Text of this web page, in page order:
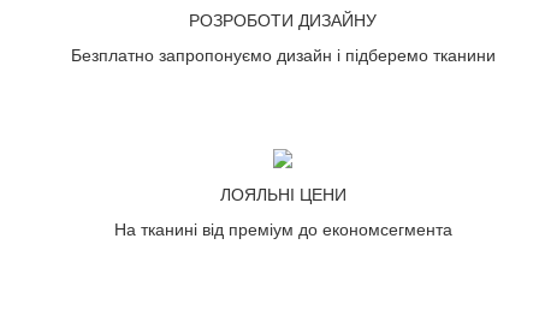
РОЗРОБОТИ ДИЗАЙНУ
Безплатно запропонуємо дизайн і підберемо тканини
ЛОЯЛЬНІ ЦЕНИ
На тканині від преміум до економсегмента